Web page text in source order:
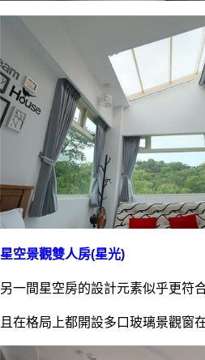
星空景觀雙人房(星光)
另一間星空房的設計元素似乎更符
且在格局上都開設多口玻璃景觀窗